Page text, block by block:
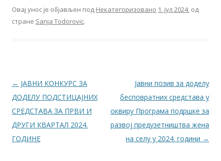
Овај унос је објављен под Некатегоризовано 1. јул 2024. од
стране Sanja Todorovic.
Кретање чланака
← ЈАВНИ КОНКУРС ЗА
ДОДЕЛУ ПОДСТИЦАЈНИХ
СРЕДСТАВА ЗA ПРВИ И
ДРУГИ КВАРТАЛ 2024.
ГОДИНЕ
Jавни позив за доделу
бесповратних средстава у
оквиру Програма подршке за
развој предузетништва жена
на селу у 2024. години →